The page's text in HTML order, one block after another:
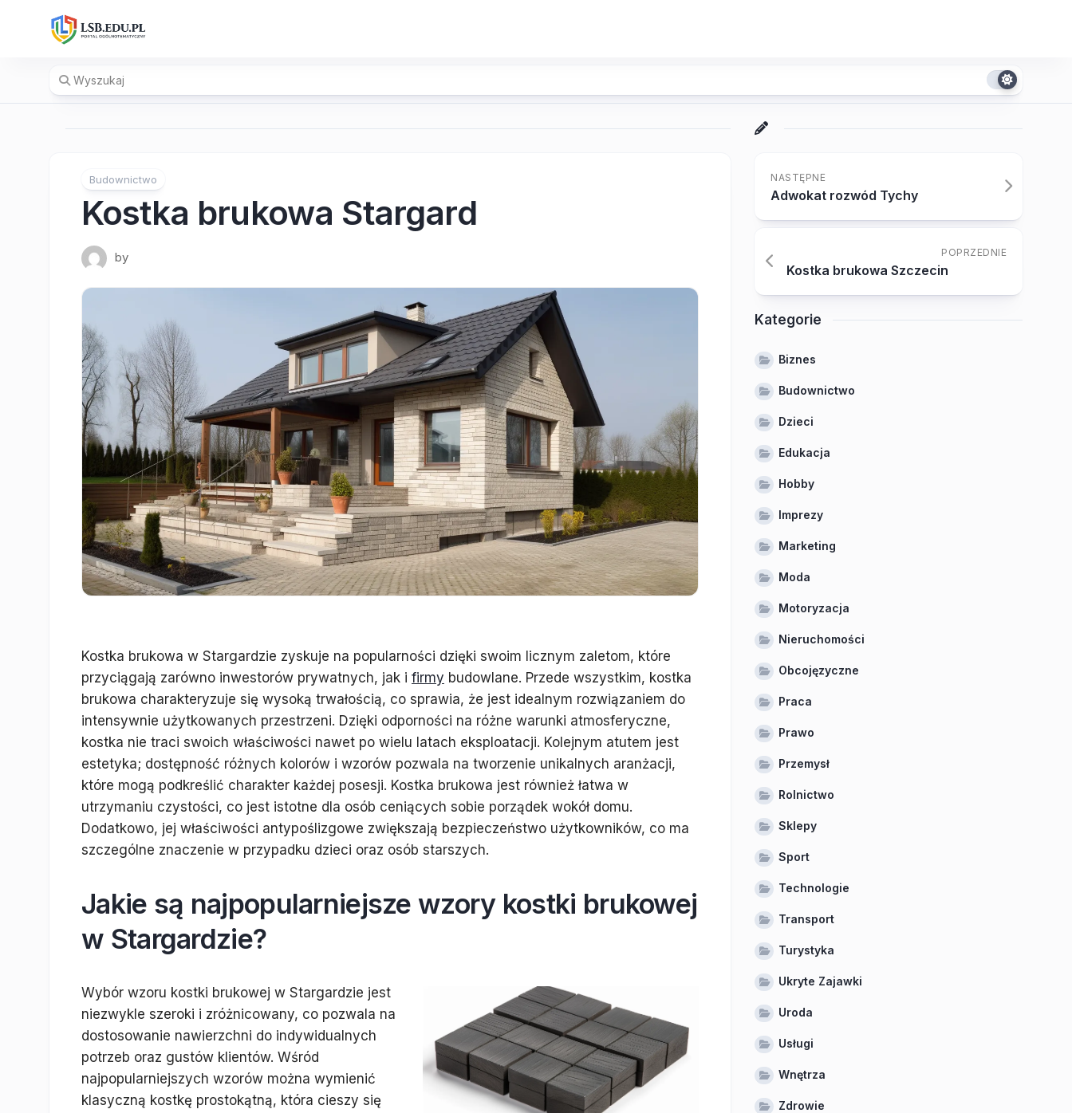
Budownictwo
Kostka brukowa Stargard
by
Kostka brukowa w Stargardzie zyskuje na popularności dzięki swoim licznym zaletom, które
przyciągają zarówno inwestorów prywatnych, jak i firmy budowlane. Przede wszystkim, kostka
brukowa charakteryzuje się wysoką trwałością, co sprawia, że jest idealnym rozwiązaniem do
intensywnie użytkowanych przestrzeni. Dzięki odporności na różne warunki atmosferyczne,
kostka nie traci swoich właściwości nawet po wielu latach eksploatacji. Kolejnym atutem jest
estetyka; dostępność różnych kolorów i wzorów pozwala na tworzenie unikalnych aranżacji,
które mogą podkreślić charakter każdej posesji. Kostka brukowa jest również łatwa w
utrzymaniu czystości, co jest istotne dla osób ceniących sobie porządek wokół domu.
Dodatkowo, jej właściwości antypoślizgowe zwiększają bezpieczeństwo użytkowników, co ma
szczególne znaczenie w przypadku dzieci oraz osób starszych.
Jakie są najpopularniejsze wzory kostki brukowej
w Stargardzie?
Wybór wzoru kostki brukowej w Stargardzie jest
niezwykle szeroki i zróżnicowany, co pozwala na
dostosowanie nawierzchni do indywidualnych
potrzeb oraz gustów klientów. Wśród
najpopularniejszych wzorów można wymienić
klasyczną kostkę prostokątną, która cieszy się
NASTĘPNE
Adwokat rozwód Tychy
POPRZEDNIE
Kostka brukowa Szczecin
Kategorie
Biznes
Budownictwo
Dzieci
Edukacja
Hobby
Imprezy
Marketing
Moda
Motoryzacja
Nieruchomości
Obcojęzyczne
Praca
Prawo
Przemysł
Rolnictwo
Sklepy
Sport
Technologie
Transport
Turystyka
Ukryte Zajawki
Uroda
Usługi
Wnętrza
Zdrowie